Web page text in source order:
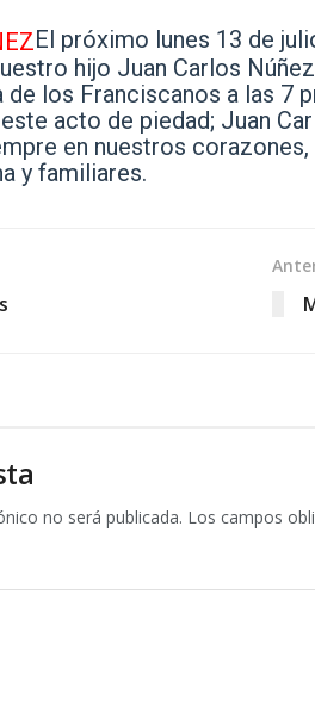
El próximo lunes 13 de
hijo Juan Carlos
de los Franciscanos a las 7
acto de piedad; Juan
en nuestros
y familiares.
no será publicada. Los campos